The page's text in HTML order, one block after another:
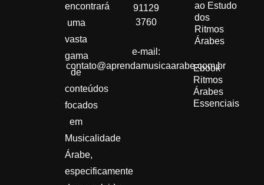
encontrará
uma
vasta
gama
de
conteúdos
focados
em
Musicalidade
Árabe,
especificamente
91129
3760
e-mail:
contato@aprendamusicaarabe.com.br
ao Estudo
dos
Ritmos
Árabes
Ebook
Ritmos
Árabes
Essenciais